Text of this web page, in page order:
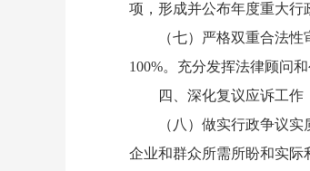
项，形成并公布年度重大行
（七）严格双重合法性审
100%。充分发挥法律顾问
四、深化复议应诉工作，
（八）做实行政争议实质
企业和群众所需所盼和实